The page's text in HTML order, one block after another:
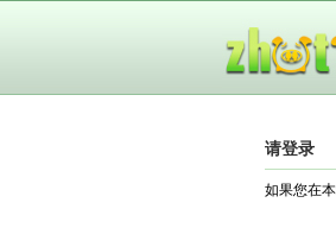
请登录
如果您在